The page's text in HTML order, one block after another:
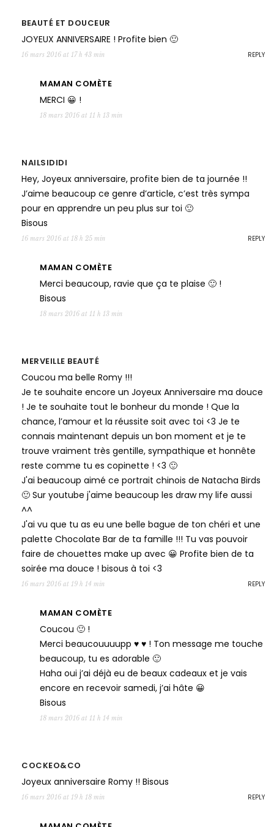
BEAUTÉ ET DOUCEUR
JOYEUX ANNIVERSAIRE ! Profite bien 🙂
16 mars 2016 at 17 h 43 min REPLY
MAMAN COMÈTE
MERCI 😀 !
18 mars 2016 at 11 h 13 min
NAILSIDIDI
Hey, Joyeux anniversaire, profite bien de ta journée !!
J’aime beaucoup ce genre d’article, c’est très sympa
pour en apprendre un peu plus sur toi 🙂
Bisous
16 mars 2016 at 18 h 25 min REPLY
MAMAN COMÈTE
Merci beaucoup, ravie que ça te plaise 🙂 !
Bisous
18 mars 2016 at 11 h 13 min
MERVEILLE BEAUTÉ
Coucou ma belle Romy !!!
Je te souhaite encore un Joyeux Anniversaire ma douce
! Je te souhaite tout le bonheur du monde ! Que la
chance, l’amour et la réussite soit avec toi <3 Je te
connais maintenant depuis un bon moment et je te
trouve vraiment très gentille, sympathique et honnête
reste comme tu es copinette ! <3 🙂
J'ai beaucoup aimé ce portrait chinois de Natacha Birds
🙂 Sur youtube j'aime beaucoup les draw my life aussi
^^
J'ai vu que tu as eu une belle bague de ton chéri et une
palette Chocolate Bar de ta famille !!! Tu vas pouvoir
faire de chouettes make up avec 😀 Profite bien de ta
soirée ma douce ! bisous à toi <3
16 mars 2016 at 19 h 14 min REPLY
MAMAN COMÈTE
Coucou 🙂 !
Merci beaucouuuupp ♥ ♥ ! Ton message me touche
beaucoup, tu es adorable 🙂
Haha oui j’ai déjà eu de beaux cadeaux et je vais
encore en recevoir samedi, j’ai hâte 😀
Bisous
18 mars 2016 at 11 h 14 min
COCKEO&CO
Joyeux anniversaire Romy !! Bisous
16 mars 2016 at 19 h 18 min REPLY